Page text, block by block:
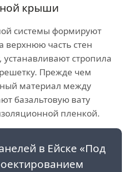
крыши
системы формируют
верхнюю часть стен
стропила
Прежде чем
материал между
базальтовую вату
пленкой.
в Ейске «Под